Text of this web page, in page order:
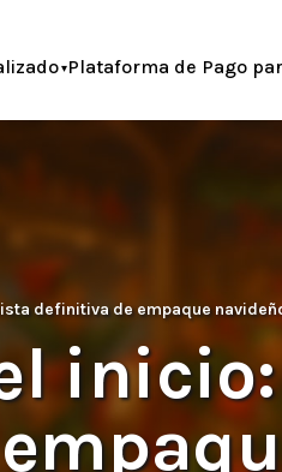
Plataforma de Pago
definitiva de empaque